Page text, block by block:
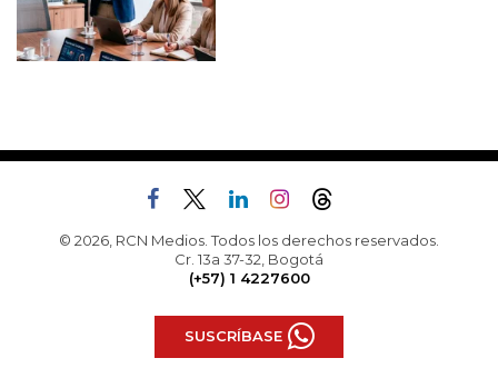
© 2026, RCN Medios. Todos los derechos reservados.
Cr. 13a 37-32, Bogotá
(+57) 1 4227600
SUSCRÍBASE